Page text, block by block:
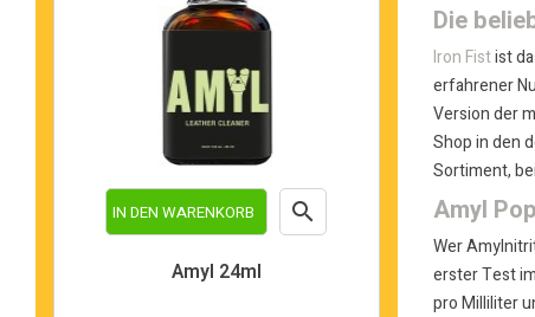
IN DEN WARENKORB 
Amyl 24ml
Die
Iron Fistist
erfahrener
Version der
Shop in den
Sortiment,
Amyl
Wer
erster Test
pro Milliliter